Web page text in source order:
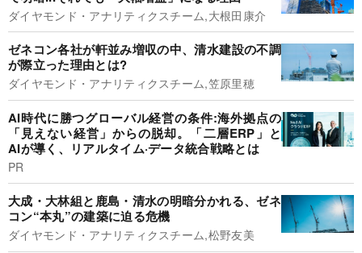
ダイヤモンド・アナリティクスチーム,大根田康介
ゼネコン各社が軒並み増収の中、清水建設の不調
が際立った理由とは?
ダイヤモンド・アナリティクスチーム,笠原里穂
AI時代に勝つグローバル経営の条件:海外拠点の
「見えない経営」からの脱却。「二層ERP」と
AIが導く、リアルタイム·データ統合戦略とは
PR
大成・大林組と鹿島・清水の明暗分かれる、ゼネ
コン“本丸”の建築に迫る危機
ダイヤモンド・アナリティクスチーム,松野友美